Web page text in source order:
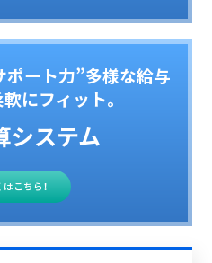
ート力”多様な給与
にフィット。
システム
こちら！